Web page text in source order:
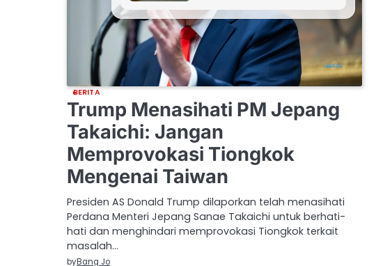
BERITA
Trump Menasihati PM Jepang
Takaichi: Jangan
Memprovokasi Tiongkok
Mengenai Taiwan
Presiden AS Donald Trump dilaporkan telah menasihati
Perdana Menteri Jepang Sanae Takaichi untuk berhati-
hati dan menghindari memprovokasi Tiongkok terkait
masalah…
byBang Jo